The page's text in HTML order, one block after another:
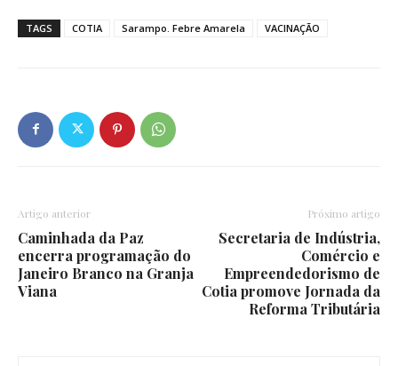
TAGS COTIA Sarampo. Febre Amarela VACINAÇÃO
Artigo anterior
Caminhada da Paz
encerra programação do
Janeiro Branco na Granja
Viana
Próximo artigo
Secretaria de Indústria,
Comércio e
Empreendedorismo de
Cotia promove Jornada da
Reforma Tributária